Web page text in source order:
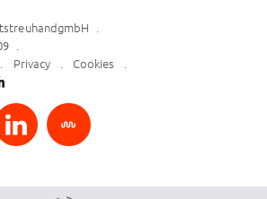
Privacy
Cookies